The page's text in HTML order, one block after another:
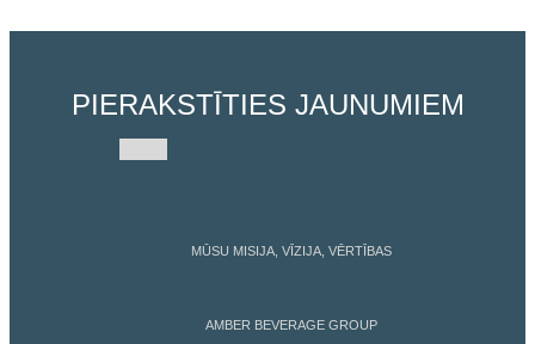
PIERAKSTĪTIES JAUNUMIEM
MŪSU MISIJA, VĪZIJA, VĒRTĪBAS
AMBER BEVERAGE GROUP